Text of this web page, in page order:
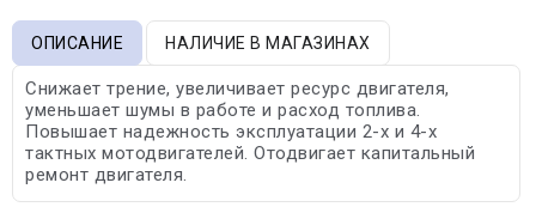
ОПИСАНИЕ НАЛИЧИЕ В МАГАЗИНАХ
Снижает трение, увеличивает ресурс двигателя,
уменьшает шумы в работе и расход топлива.
Повышает надежность эксплуатации 2-х и 4-х
тактных мотодвигателей. Отодвигает капитальный
ремонт двигателя.